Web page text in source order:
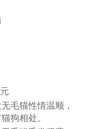
毛猫性情温顺，
狗相处。